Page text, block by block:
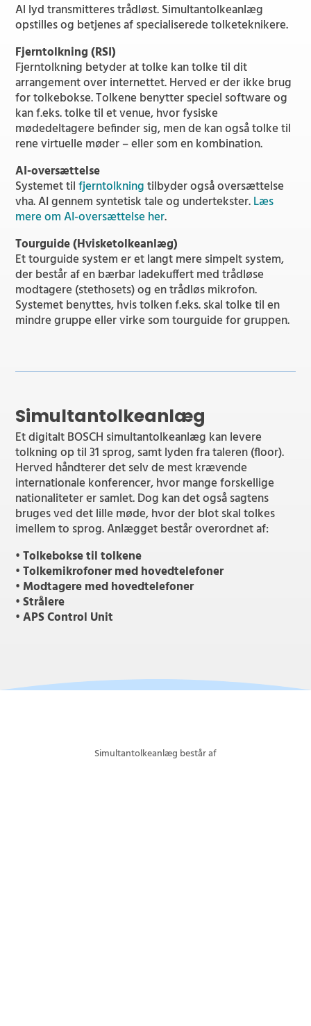
Al lyd transmitteres trådløst. Simultantolkeanlæg
opstilles og betjenes af specialiserede tolketeknikere.
Fjerntolkning (RSI)
Fjerntolkning betyder at tolke kan tolke til dit
arrangement over internettet. Herved er der ikke brug
for tolkebokse. Tolkene benytter speciel software og
kan f.eks. tolke til et venue, hvor fysiske
mødedeltagere befinder sig, men de kan også tolke til
rene virtuelle møder – eller som en kombination.
AI-oversættelse
Systemet tilfjerntolkningtilbyder også oversættelse
vha. AI gennem syntetisk tale og undertekster.Læs
mere om AI-oversættelse her.
Tourguide (Hvisketolkeanlæg)
Et tourguide system er et langt mere simpelt system,
der består af en bærbar ladekuffert med trådløse
modtagere (stethosets) og en trådløs mikrofon.
Systemet benyttes, hvis tolken f.eks. skal tolke til en
mindre gruppe eller virke som tourguide for gruppen.
Simultantolkeanlæg
Et digitalt BOSCH simultantolkeanlæg kan levere
tolkning op til 31 sprog, samt lyden fra taleren (floor).
Herved håndterer det selv de mest krævende
internationale konferencer, hvor mange forskellige
nationaliteter er samlet. Dog kan det også sagtens
bruges ved det lille møde, hvor der blot skal tolkes
imellem to sprog. Anlægget består overordnet af:
• Tolkebokse til tolkene
• Tolkemikrofoner med hovedtelefoner
• Modtagere med hovedtelefoner
• Strålere
• APS Control Unit
Simultantolkeanlæg består af